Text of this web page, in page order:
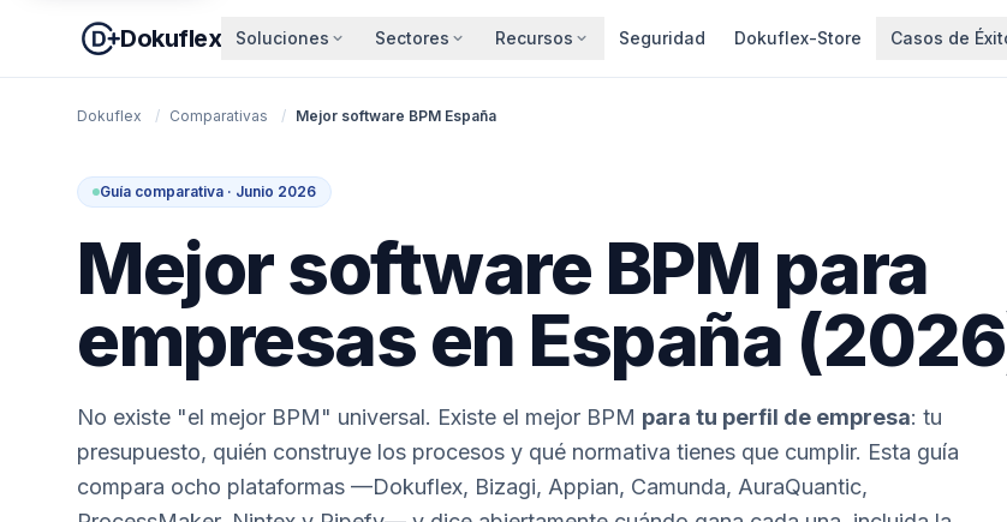
Dokuflex Soluciones Sectores Recursos Seguridad Dokuflex-Store Casos de
Dokuflex / Comparativas / Mejor software BPM España
Guía comparativa · Junio 2026
Mejor software BPM para
empresas en España
No existe "el mejor BPM" universal. Existe el mejor BPM para tu perfil de empresa: tu
presupuesto, quién construye los procesos y qué normativa tienes que cumplir. Esta guía
compara ocho plataformas —Dokuflex, Bizagi, Appian, Camunda, AuraQuantic,